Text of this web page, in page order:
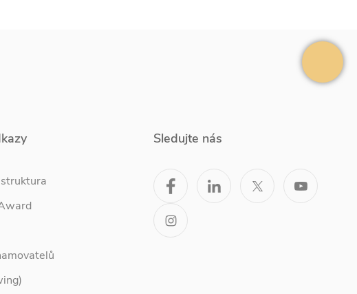
Sledujte nás